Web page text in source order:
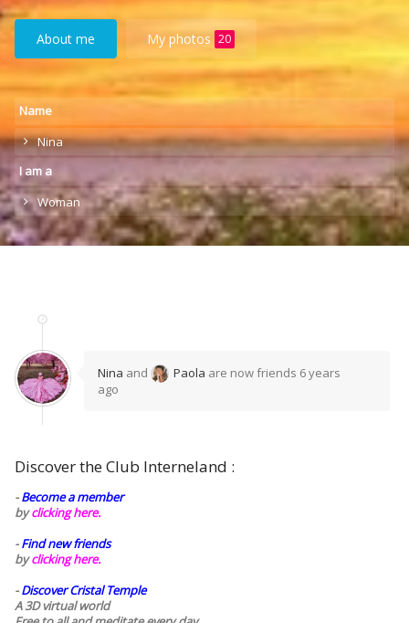
About me My photos 20
Name
Nina
I am a
Woman
Nina and Paola are now friends 6 years
ago
Discover the Club Interneland :
-Become a member
byclicking here.
-Find new friends
byclicking here.
-Discover Cristal Temple
A 3D virtual world